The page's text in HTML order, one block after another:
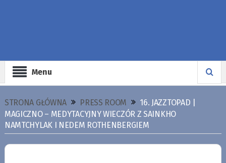
Menu
STRONA GŁÓWNA PRESS ROOM
16. JAZZTOPAD |
MAGICZNO – MEDYTACYJNY WIECZÓR Z SAINKHO
NAMTCHYLAK I NEDEM ROTHENBERGIEM